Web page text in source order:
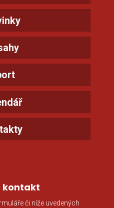
kontakt
či níže uvedených